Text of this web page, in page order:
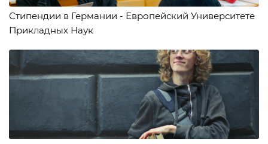
Стипендии в Германии - Европейский Университете
Прикладных Наук